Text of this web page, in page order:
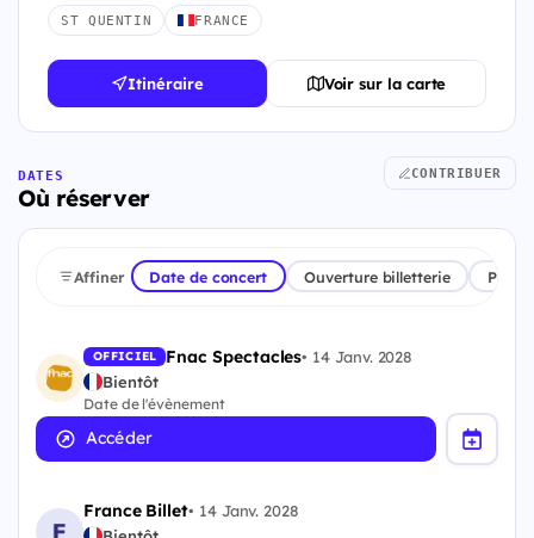
ST QUENTIN FRANCE
Itinéraire Voir sur la carte
DATES
Où réserver
CONTRIBUER
Affiner Date de concert Ouverture billetterie
OFFICIEL Fnac Spectacles• 14 Janv. 2028
Bientôt
Date de l'évènement
Accéder
France Billet• 14 Janv. 2028